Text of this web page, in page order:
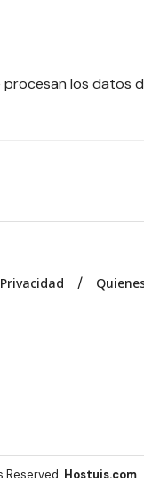
los datos
Reserved. Hostuis.com